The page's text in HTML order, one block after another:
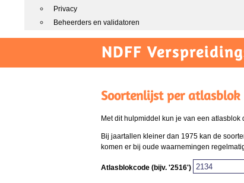
Privacy
Beheerders en validatoren
NDFF
Soortenlijst per atlasblok
Met dit hulpmiddel kun je van een
Bij jaartallen kleiner dan 1975 kan de
komen er bij oude waarnemingen
Atlasblokcode (bijv. '2516')